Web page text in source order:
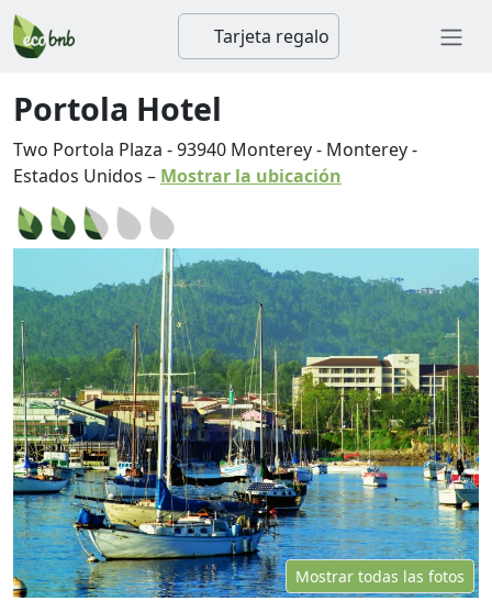
Tarjeta regalo
Portola Hotel
Two Portola Plaza -93940 Monterey- Monterey-
Estados Unidos – Mostrar la ubicación
Mostrar todas las fotos